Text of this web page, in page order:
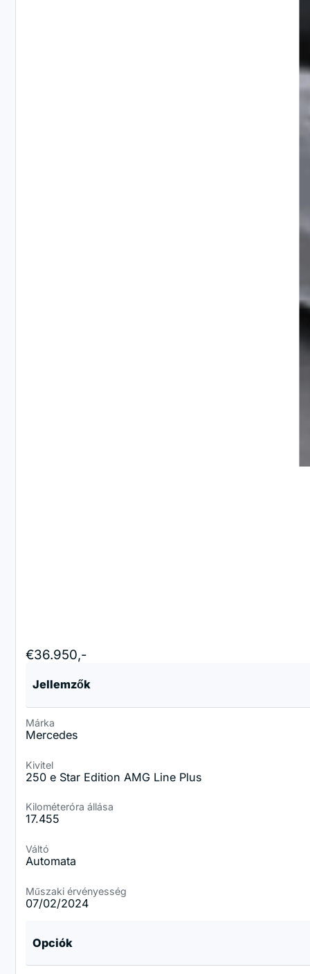
€36.950,-
Jellemzők
Márka
Mercedes
Kivitel
250 e Star Edition AMG Line Plus
Kilométeróra állása
17.455
Váltó
Automata
Műszaki érvényesség
07/02/2024
Opciók